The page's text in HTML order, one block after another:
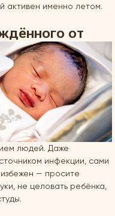
активен именно летом.
от
людей. Даже
инфекции, сами
— просите
не целовать ребёнка,